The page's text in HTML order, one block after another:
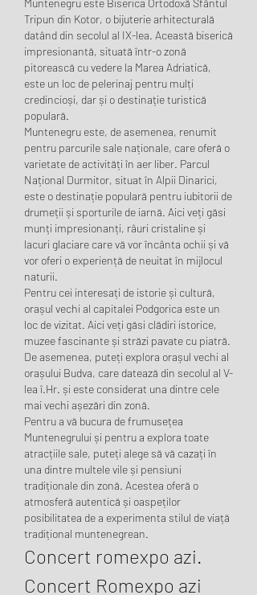
Muntenegru este Biserica Ortodoxă Sfântul
Tripun din Kotor, o bijuterie arhitecturală
datând din secolul al IX-lea. Această biserică
impresionantă, situată într-o zonă
pitorească cu vedere la Marea Adriatică,
este un loc de pelerinaj pentru mulți
credincioși, dar și o destinație turistică
populară.
Muntenegru este, de asemenea, renumit
pentru parcurile sale naționale, care oferă o
varietate de activități în aer liber. Parcul
Național Durmitor, situat în Alpii Dinarici,
este o destinație populară pentru iubitorii de
drumeții și sporturile de iarnă. Aici veți găsi
munți impresionanți, râuri cristaline și
lacuri glaciare care vă vor încânta ochii și vă
vor oferi o experiență de neuitat în mijlocul
naturii.
Pentru cei interesați de istorie și cultură,
orașul vechi al capitalei Podgorica este un
loc de vizitat. Aici veți găsi clădiri istorice,
muzee fascinante și străzi pavate cu piatră.
De asemenea, puteți explora orașul vechi al
orașului Budva, care datează din secolul al V-
lea î.Hr. și este considerat una dintre cele
mai vechi așezări din zonă.
Pentru a vă bucura de frumusețea
Muntenegrului și pentru a explora toate
atracțiile sale, puteți alege să vă cazați în
una dintre multele vile și pensiuni
tradiționale din zonă. Acestea oferă o
atmosferă autentică și oaspeților
posibilitatea de a experimenta stilul de viață
tradițional muntenegrean.
Concert romexpo azi.
Concert Romexpo azi